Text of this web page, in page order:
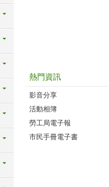
熱門資訊
影音分享
活動相簿
勞工局電子報
市民手冊電子書